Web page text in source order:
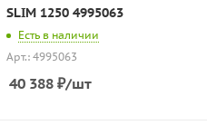
SLIM 1250 4995063
Есть в наличии
Арт.: 4995063
40 388 ₽/шт